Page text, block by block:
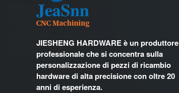
JIESHENG HARDWARE è un produttore
professionale che si concentra sulla
personalizzazione di pezzi di ricambio
hardware di alta precisione con oltre 20
anni di esperienza.